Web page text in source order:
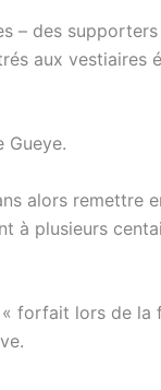
– des
aux vestiaires
Gueye.
alors remettre
à plusieurs
« forfait lors de la